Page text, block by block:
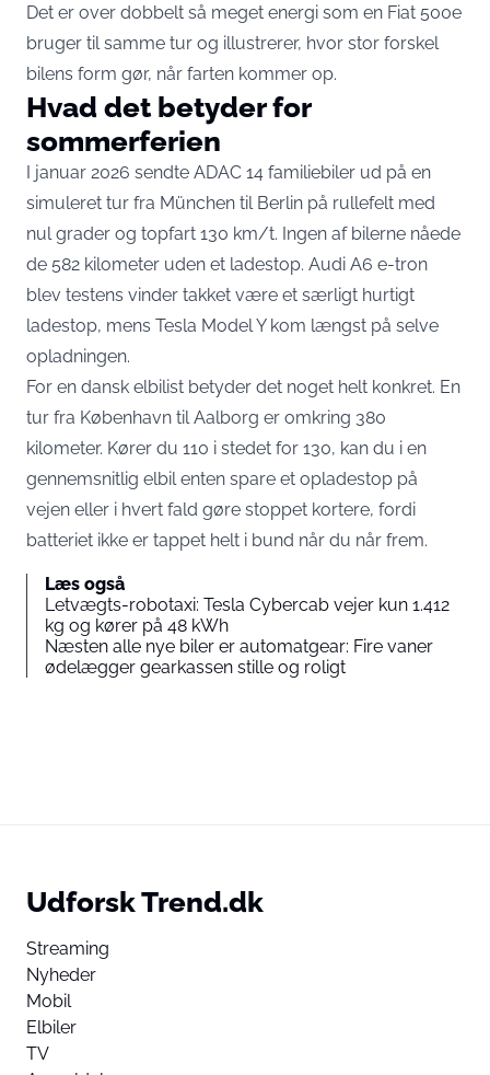
Det er over dobbelt så meget energi som en Fiat 500e
bruger til samme tur og illustrerer, hvor stor forskel
bilens form gør, når farten kommer op.
Hvad det betyder for
sommerferien
I januar 2026 sendte ADAC 14 familiebiler ud på en
simuleret tur fra München til Berlin på rullefelt med
nul grader og topfart 130 km/t. Ingen af bilerne nåede
de 582 kilometer uden et ladestop. Audi A6 e-tron
blev testens vinder takket være et særligt hurtigt
ladestop, mens Tesla Model Y kom længst på selve
opladningen.
For en dansk elbilist betyder det noget helt konkret. En
tur fra København til Aalborg er omkring 380
kilometer. Kører du 110 i stedet for 130, kan du i en
gennemsnitlig elbil enten spare et opladestop på
vejen eller i hvert fald gøre stoppet kortere, fordi
batteriet ikke er tappet helt i bund når du når frem.
Læs også
Letvægts-robotaxi: Tesla Cybercab vejer kun 1.412
kg og kører på 48 kWh
Næsten alle nye biler er automatgear: Fire vaner
ødelægger gearkassen stille og roligt
Udforsk Trend.dk
Streaming
Nyheder
Mobil
Elbiler
TV